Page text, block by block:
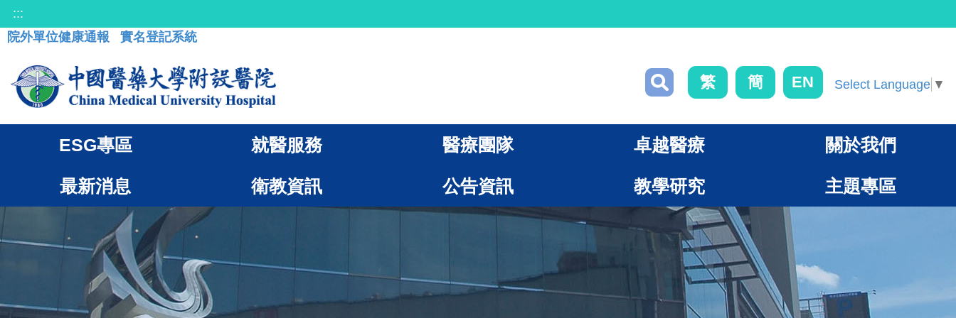
:::
院外單位健康通報
實名登記系統
繁 簡 EN Select Language ▼
ESG專區 就醫服務 醫療團隊 卓越醫療 關於我們
最新消息 衛教資訊 公告資訊 教學研究 主題專區